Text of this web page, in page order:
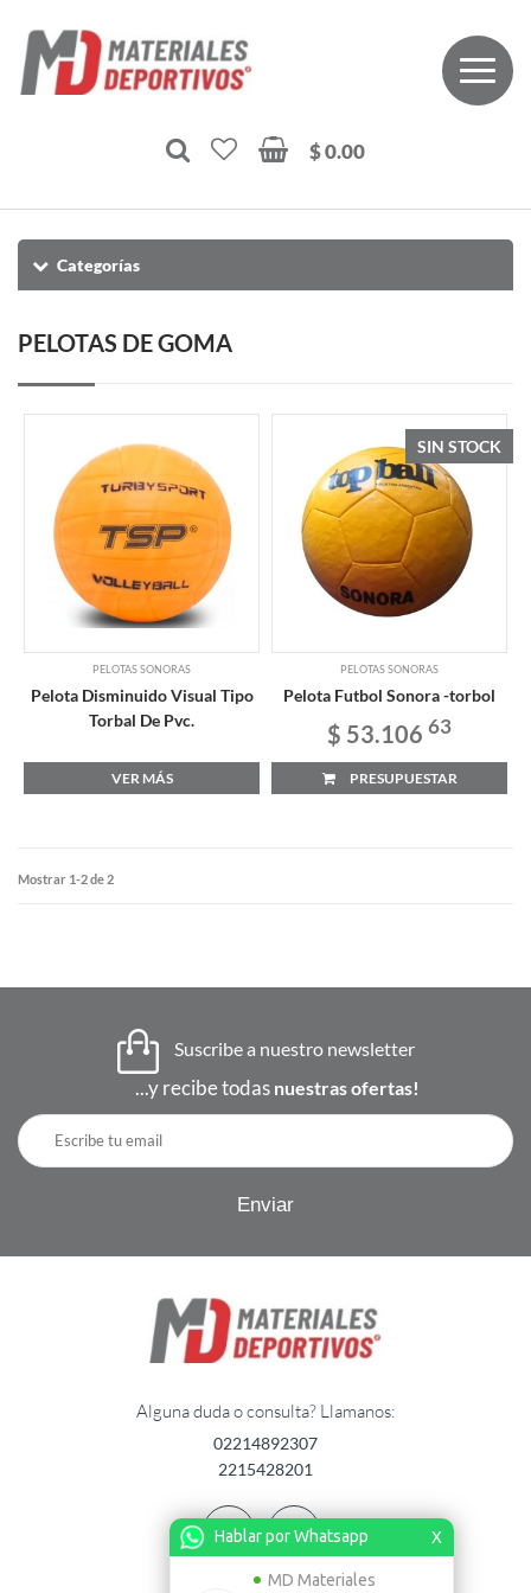
Hablar por Whatsapp X
MD Materiales
$ 0.00
Categorías
PELOTAS DE GOMA
PELOTAS SONORAS
Pelota Disminuido Visual Tipo
Torbal De Pvc.
VER MÁS
SIN STOCK
PELOTAS SONORAS
Pelota Futbol Sonora -torbol
$ 53.106 63
PRESUPUESTAR
Mostrar 1-2 de 2
Suscribe a nuestro newsletter
...y recibe todas nuestras ofertas!
Alguna duda o consulta? Llamanos:
02214892307
2215428201